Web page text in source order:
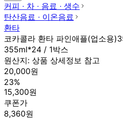
커피 ∙ 차 ∙ 음료 ∙ 생수
탄산음료 ∙ 이온음료
환타
코카콜라 환타 파인애플(업소용
355ml*24 / 1박스
원산지: 상품 상세정보 참고
20,000원
23%
15,300원
쿠폰가
8,360원